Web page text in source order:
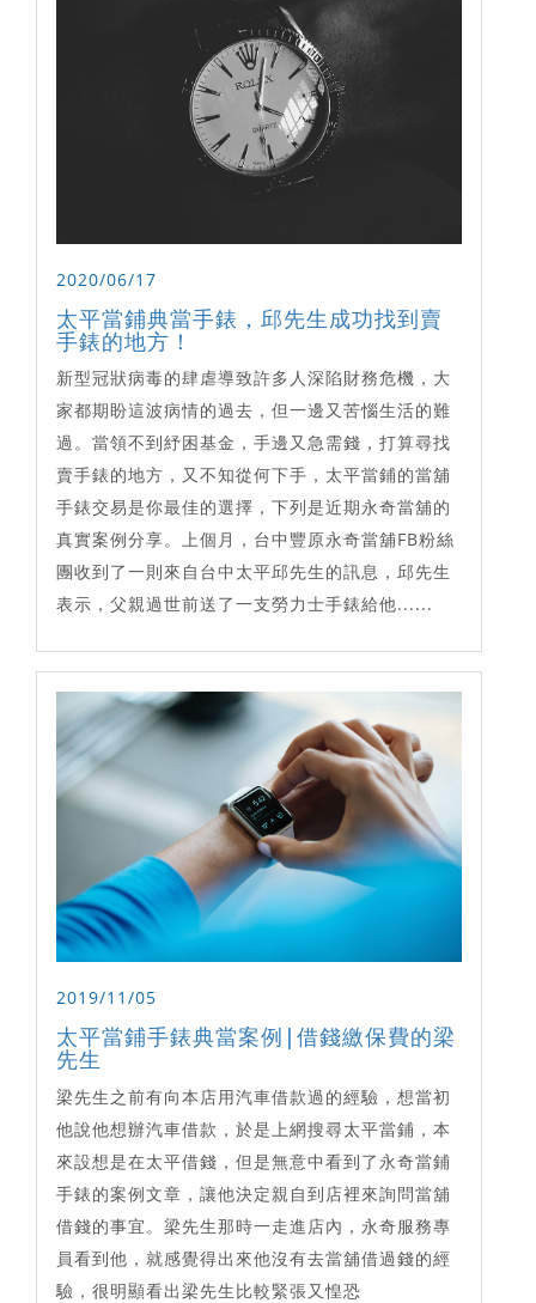
2020/06/17
太平當鋪典當手錶，邱先生成功找到賣
手錶的地方！
新型冠狀病毒的肆虐導致許多人深陷財務危機，大
家都期盼這波病情的過去，但一邊又苦惱生活的難
過。當領不到紓困基金，手邊又急需錢，打算尋找
賣手錶的地方，又不知從何下手，太平當鋪的當舖
手錶交易是你最佳的選擇，下列是近期永奇當舖的
真實案例分享。上個月，台中豐原永奇當舖FB粉絲
團收到了一則來自台中太平邱先生的訊息，邱先生
表示，父親過世前送了一支勞力士手錶給他......
2019/11/05
太平當鋪手錶典當案例|借錢繳保費的梁
先生
梁先生之前有向本店用汽車借款過的經驗，想當初
他說他想辦汽車借款，於是上網搜尋太平當鋪，本
來設想是在太平借錢，但是無意中看到了永奇當鋪
手錶的案例文章，讓他決定親自到店裡來詢問當舖
借錢的事宜。梁先生那時一走進店內，永奇服務專
員看到他，就感覺得出來他沒有去當舖借過錢的經
驗，很明顯看出梁先生比較緊張又惶恐